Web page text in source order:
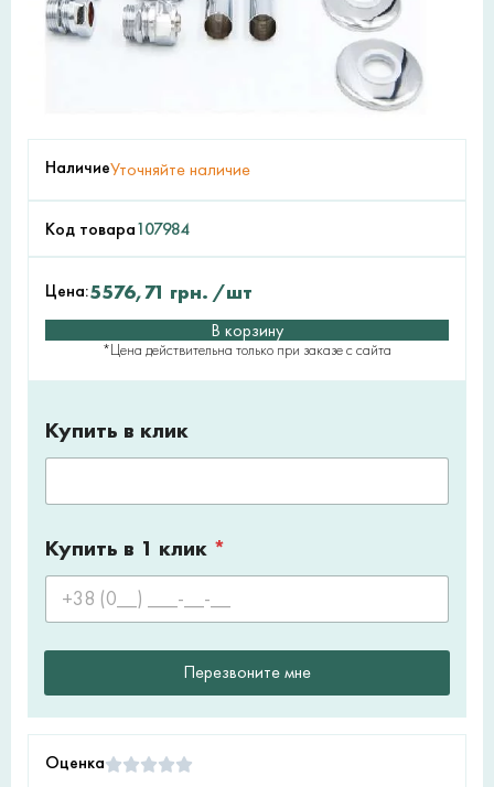
НаличиеУточняйте наличие
Код товара107984
Цена:5576,71 грн. /шт
В корзину
*Цена действительна только при заказе с сайта
Купить в клик
Купить в 1 клик *
Перезвоните мне
Оценка